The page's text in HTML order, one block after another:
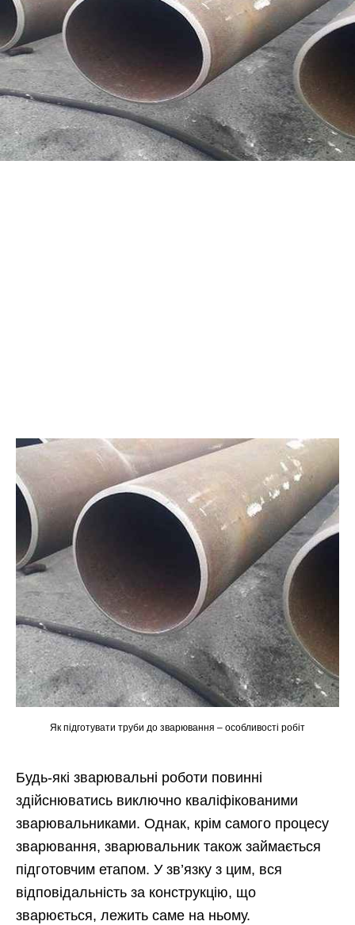
Як підготувати труби до зварювання – особливості робіт
Будь-які зварювальні роботи повинні
здійснюватись виключно кваліфікованими
зварювальниками. Однак, крім самого процесу
зварювання, зварювальник також займається
підготовчим етапом. У зв’язку з цим, вся
відповідальність за конструкцію, що
зварюється, лежить саме на ньому.